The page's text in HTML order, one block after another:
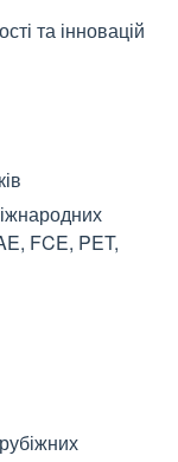
та інновацій
FCE, PET,